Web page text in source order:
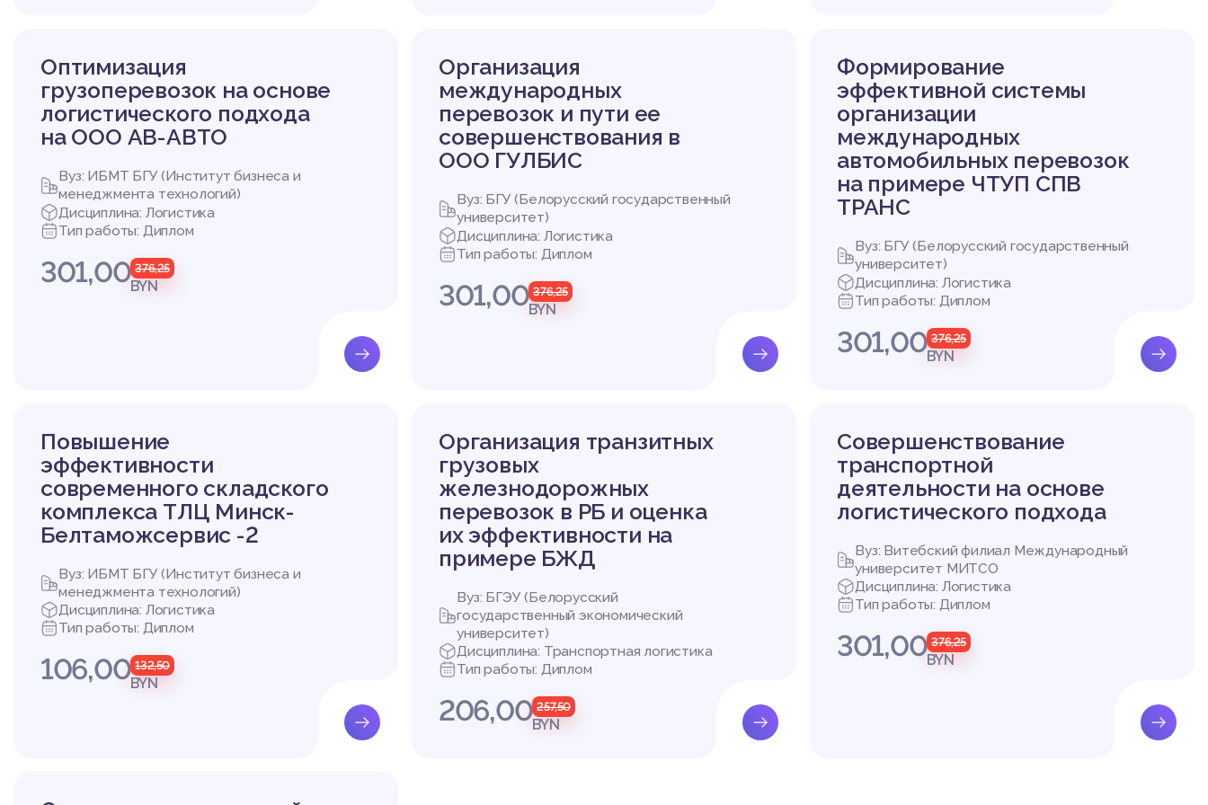
- логистизация таможенного оформления и таможенного контроля экспортно - импортных тов
арных потоков должна осуществляться с учётом взаимосвязей с более крупными внешнеторг
овыми логистическими системами, в которые входят таможенные системы и с которыми они
-проекты создания ТЛС следует оценивать по вмененным издержкам или степени отклонени
я от оптимальных таможенных режимов;
- оптимальные проект ТЛС нельзя создать лишь путем фрагментарного внесения изменений в
действующие процедуры таможенного оформления и контроля экспортно-импортных товарн
ых потоков. Он должен основываться на управленческих действиях, рациональных для всех уч
- процесс таможенного оформления и таможенного контроля внешнеторговых товарных пот
оков должен осуществляться целенаправленно, непрерывно. При этом необходимо устранят
ь негативные последствия создания ТЛС.
Все это свидетельствует о том, что требуется создание логистического механизма управле
ния всей сферой внешней торговли, обеспечивающего эффективное функционирование макр
ологистической системы таможенного дела в России. При этом к важнейшим элементам этой
системы относятся методы тарифного и нетарифного регулирования, хозяйствующие субъек
товаров и услуг. По существу речь идёт о таможенной и околотаможенной инфраструктуре.
ГЛАВА 2 АНАЛИЗ ТАМОЖЕННОЙ И ОКОЛОТАМОЖЕННОЙ ЛОГИСТИЧЕСКОЙ ИНФРАСТРУКТ
УРЫ НА РУП «БЕЛТАМОЖСРВИС»
2.1 Общая организационно - экономическая характеристика предприятия РУП «Белтамо
Отдел таможенного декларирования «Орша» Республиканское унитарное предприятие «Бел
таможсервис» создано 6 ноября 1999 года. В 2005 году ОТД «Орша» РУП «Белтаможсервис»
включен в реестры складов временного хранения. С 2006 года ОТД «Орша» РУП «Белтамож
сервис» является членом ассоциации международных экспедиторов и логистики «БАМЭ». В 2
008 являлось членом Международной федерации экспедиторских ассоциаций «FIATA».
Основными видами деятельности (в соответствии с Общегосударственным классификатором
Оптимизация
грузоперевозок на основе
логистического подхода
на ООО АВ-АВТО
Вуз: ИБМТ БГУ (Институт бизнеса и
менеджмента технологий)
Дисциплина: Логистика
Тип работы: Диплом
301,00 376,25
BYN
Организация
международных
перевозок и пути ее
совершенствования в
ООО ГУЛБИС
Вуз: БГУ (Белорусский государственный
университет)
Дисциплина: Логистика
Тип работы: Диплом
301,00 376,25
BYN
Формирование
эффективной системы
организации
международных
автомобильных перевозок
на примере ЧТУП СПВ
ТРАНС
Вуз: БГУ (Белорусский государственный
университет)
Дисциплина: Логистика
Тип работы: Диплом
301,00 376,25
BYN
Повышение
эффективности
современного складского
комплекса ТЛЦ Минск-
Белтаможсервис -2
Вуз: ИБМТ БГУ (Институт бизнеса и
менеджмента технологий)
Дисциплина: Логистика
Тип работы: Диплом
106,00 132,50
BYN
Организация транзитных
грузовых
железнодорожных
перевозок в РБ и оценка
их эффективности на
примере БЖД
Вуз: БГЭУ (Белорусский
государственный экономический
университет)
Дисциплина: Транспортная логистика
Тип работы: Диплом
206,00 257,50
BYN
Совершенствование
транспортной
деятельности на основе
логистического подхода
Вуз: Витебский филиал Международный
университет МИТСО
Дисциплина: Логистика
Тип работы: Диплом
301,00 376,25
BYN